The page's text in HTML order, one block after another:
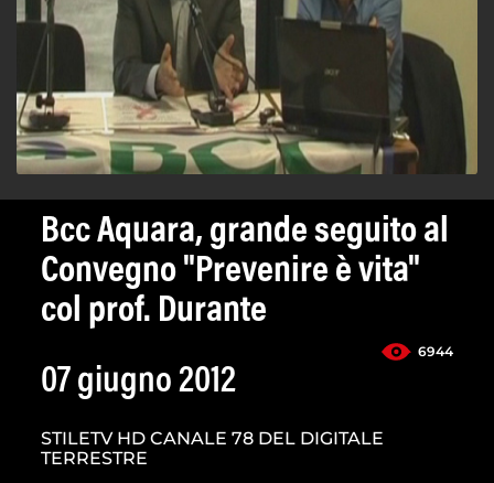
Bcc Aquara, grande seguito al
Convegno "Prevenire è vita"
col prof. Durante
6944
07 giugno 2012
STILETV HD CANALE 78 DEL DIGITALE
TERRESTRE